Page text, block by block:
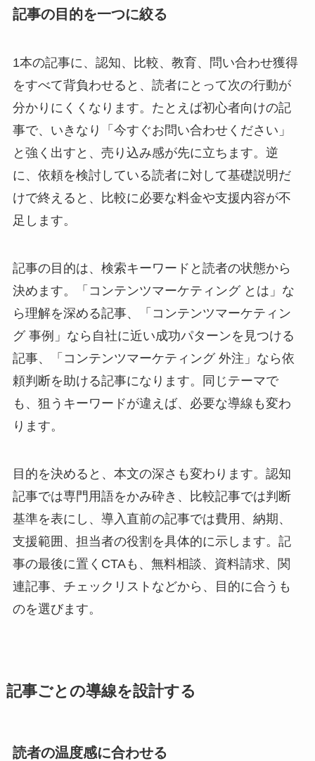
記事の目的を一つに絞る
1本の記事に、認知、比較、教育、問い合わせ獲得
をすべて背負わせると、読者にとって次の行動が
分かりにくくなります。たとえば初心者向けの記
事で、いきなり「今すぐお問い合わせください」
と強く出すと、売り込み感が先に立ちます。逆
に、依頼を検討している読者に対して基礎説明だ
けで終えると、比較に必要な料金や支援内容が不
足します。
記事の目的は、検索キーワードと読者の状態から
決めます。「コンテンツマーケティング とは」な
ら理解を深める記事、「コンテンツマーケティン
グ 事例」なら自社に近い成功パターンを見つける
記事、「コンテンツマーケティング 外注」なら依
頼判断を助ける記事になります。同じテーマで
も、狙うキーワードが違えば、必要な導線も変わ
ります。
目的を決めると、本文の深さも変わります。認知
記事では専門用語をかみ砕き、比較記事では判断
基準を表にし、導入直前の記事では費用、納期、
支援範囲、担当者の役割を具体的に示します。記
事の最後に置くCTAも、無料相談、資料請求、関
連記事、チェックリストなどから、目的に合うも
のを選びます。
記事ごとの導線を設計する
読者の温度感に合わせる